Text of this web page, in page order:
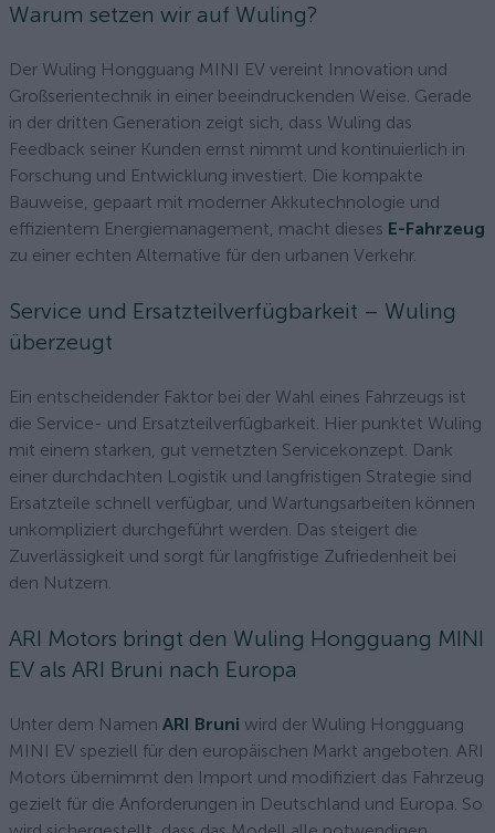
Warum setzen wir auf Wuling?
Der Wuling Hongguang MINI EV vereint Innovation und
Großserientechnik in einer beeindruckenden Weise. Gerade
in der dritten Generation zeigt sich, dass Wuling das
Feedback seiner Kunden ernst nimmt und kontinuierlich in
Forschung und Entwicklung investiert. Die kompakte
Bauweise, gepaart mit moderner Akkutechnologie und
effizientem Energiemanagement, macht dieses E-Fahrzeug
zu einer echten Alternative für den urbanen Verkehr.
Service und Ersatzteilverfügbarkeit – Wuling
überzeugt
Ein entscheidender Faktor bei der Wahl eines Fahrzeugs ist
die Service- und Ersatzteilverfügbarkeit. Hier punktet Wuling
mit einem starken, gut vernetzten Servicekonzept. Dank
einer durchdachten Logistik und langfristigen Strategie sind
Ersatzteile schnell verfügbar, und Wartungsarbeiten können
unkompliziert durchgeführt werden. Das steigert die
Zuverlässigkeit und sorgt für langfristige Zufriedenheit bei
den Nutzern.
ARI Motors bringt den Wuling Hongguang MINI
EV als ARI Bruni nach Europa
Unter dem Namen ARI Bruni wird der Wuling Hongguang
MINI EV speziell für den europäischen Markt angeboten. ARI
Motors übernimmt den Import und modifiziert das Fahrzeug
gezielt für die Anforderungen in Deutschland und Europa. So